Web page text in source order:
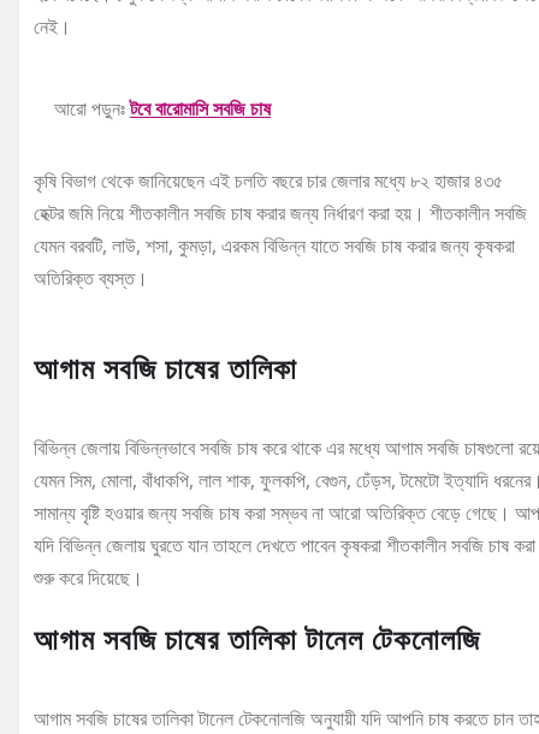
নেই।
আরো পড়ুনঃটবে বারোমাসি সবজি চাষ
কৃষি বিভাগ থেকে জানিয়েছেন এই চলতি বছরে চার জেলার মধ্যে ৮২ হাজার ৪৩৫
হেক্টর জমি নিয়ে শীতকালীন সবজি চাষ করার জন্য নির্ধারণ করা হয়। শীতকালীন সবজি
যেমন বরবটি, লাউ, শসা, কুমড়া, এরকম বিভিন্ন যাতে সবজি চাষ করার জন্য কৃষকরা
অতিরিক্ত ব্যস্ত।
আগাম সবজি চাষের তালিকা
বিভিন্ন জেলায় বিভিন্নভাবে সবজি চাষ করে থাকে এর মধ্যে আগাম সবজি চাষগুলো
যেমন সিম, মোলা, বাঁধাকপি, লাল শাক, ফুলকপি, বেগুন, ঢেঁড়স, টমেটো ইত্যাদি ধরনের।
সামান্য বৃষ্টি হওয়ার জন্য সবজি চাষ করা সম্ভব না আরো অতিরিক্ত বেড়ে গেছে।
যদি বিভিন্ন জেলায় ঘুরতে যান তাহলে দেখতে পাবেন কৃষকরা শীতকালীন সবজি চাষ করা
শুরু করে দিয়েছে।
আগাম সবজি চাষের তালিকা টানেল টেকনোলজি
আগাম সবজি চাষের তালিকা টানেল টেকনোলজি অনুযায়ী যদি আপনি চাষ করতে চান